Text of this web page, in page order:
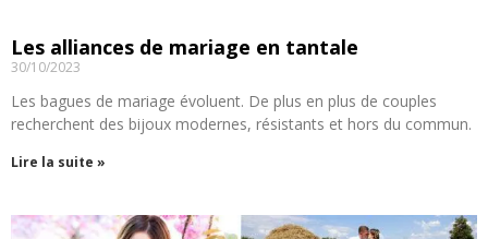
Les alliances de mariage en tantale
30/10/2023
Les bagues de mariage évoluent. De plus en plus de couples
recherchent des bijoux modernes, résistants et hors du commun.
Lire la suite »